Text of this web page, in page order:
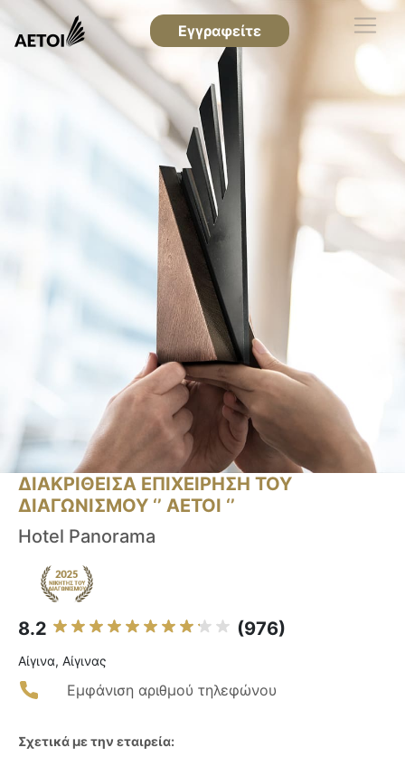
Εγγραφείτε
ΔΙΑΚΡΙΘΕΙΣΑ ΕΠΙΧΕΙΡΗΣΗ ΤΟΥ
ΔΙΑΓΩΝΙΣΜΟΥ ‘’ ΑΕΤΟΙ ‘’
Hotel Panorama
8.2 (976)
Αίγινα, Αίγινας
Εμφάνιση αριθμού τηλεφώνου
Σχετικά με την εταιρεία: